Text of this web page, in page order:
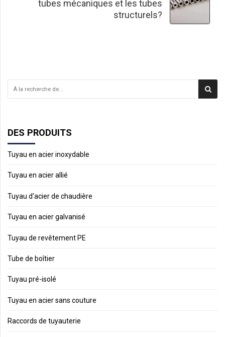
tubes mécaniques et les tubes
structurels?
DES PRODUITS
Tuyau en acier inoxydable
Tuyau en acier allié
Tuyau d'acier de chaudière
Tuyau en acier galvanisé
Tuyau de revêtement PE
Tube de boîtier
Tuyau pré-isolé
Tuyau en acier sans couture
Raccords de tuyauterie